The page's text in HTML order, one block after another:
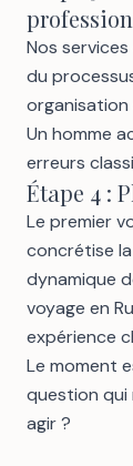
Nos
du
Un homme
erreurs
Étape 4 :
Le premier
concrétise
dynamique
voyage en
expérience
Le moment
question
agir ?